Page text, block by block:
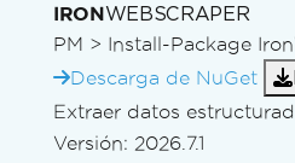
IRONWEBSCRAPER
PM > Install-Package
Descarga de NuGet
Extraer datos
Versión: 2026.7.1